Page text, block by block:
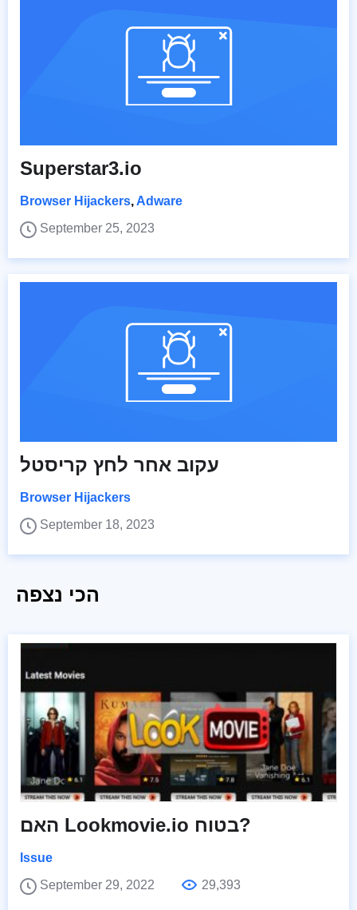
Superstar3.io
Browser Hijackers, Adware
September 25, 2023
עקוב אחר לחץ קריסטל
Browser Hijackers
September 18, 2023
הכי נצפה
האם Lookmovie.io בטוח?
Issue
September 29, 2022
29,393